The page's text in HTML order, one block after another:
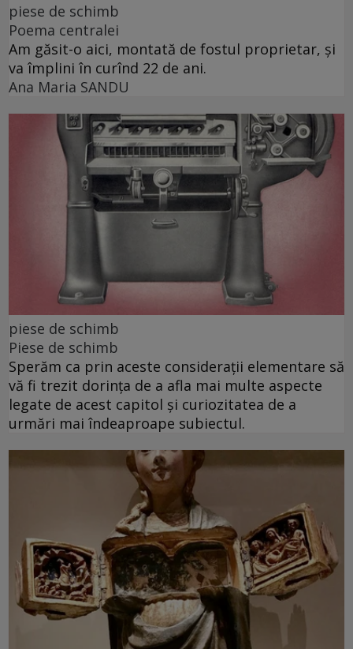
piese de schimb
Poema centralei
Am găsit-o aici, montată de fostul proprietar, și
va împlini în curînd 22 de ani.
Ana Maria SANDU
piese de schimb
Piese de schimb
Sperăm ca prin aceste considerații elementare să
vă fi trezit dorința de a afla mai multe aspecte
legate de acest capitol și curiozitatea de a
urmări mai îndeaproape subiectul.